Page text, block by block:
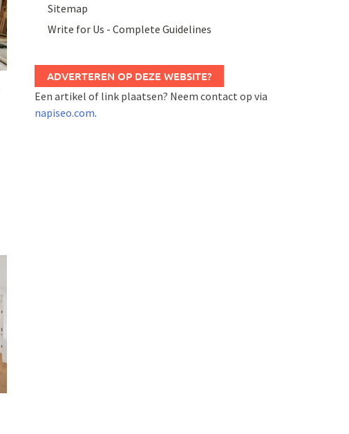
Sitemap
Write for Us - Complete Guidelines
ADVERTEREN OP DEZE WEBSITE?
Een artikel of link plaatsen? Neem contact op via
napiseo.com.